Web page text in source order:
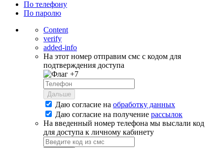
По телефону
По паролю
Content
verify
added-info
На этот номер отправим смс с кодом для
подтверждения доступа
+7
Дальше
Даю согласие на обработку данных
Даю согласие на получение рассылок
На введенный номер телефона мы выслали код
для доступа к личному кабинету